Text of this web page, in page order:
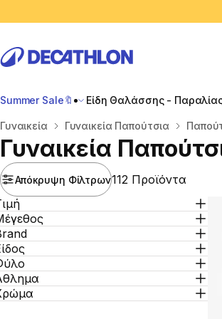
Summer Sale🔖 Είδη Θαλάσσης -
Αρχική σελίδα
Γυναικεία Γυναικεία Παπούτσια
Γυναικεία
Απόκρυψη Φίλτρων112 Προϊόντα